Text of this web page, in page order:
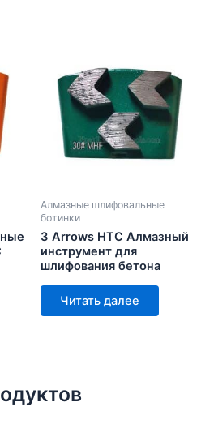
Алмазные шлифовальные
ботинки
3 Arrows HTC Алмазный
инструмент для
шлифования бетона
Читать далее